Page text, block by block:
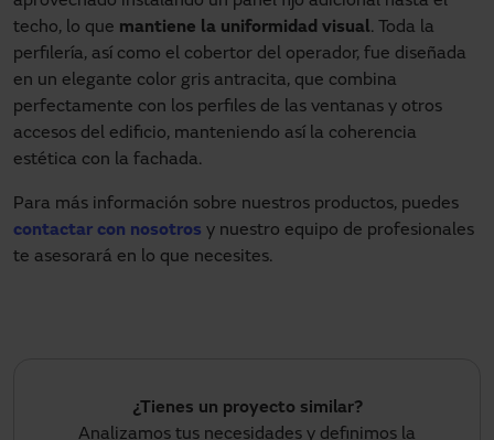
techo, lo que mantiene la uniformidad visual. Toda la
perfilería, así como el cobertor del operador, fue diseñada
en un elegante color gris antracita, que combina
perfectamente con los perfiles de las ventanas y otros
accesos del edificio, manteniendo así la coherencia
estética con la fachada.
Para más información sobre nuestros productos, puedes
contactar con nosotros y nuestro equipo de profesionales
te asesorará en lo que necesites.
¿Tienes un proyecto similar?
Analizamos tus necesidades y definimos la